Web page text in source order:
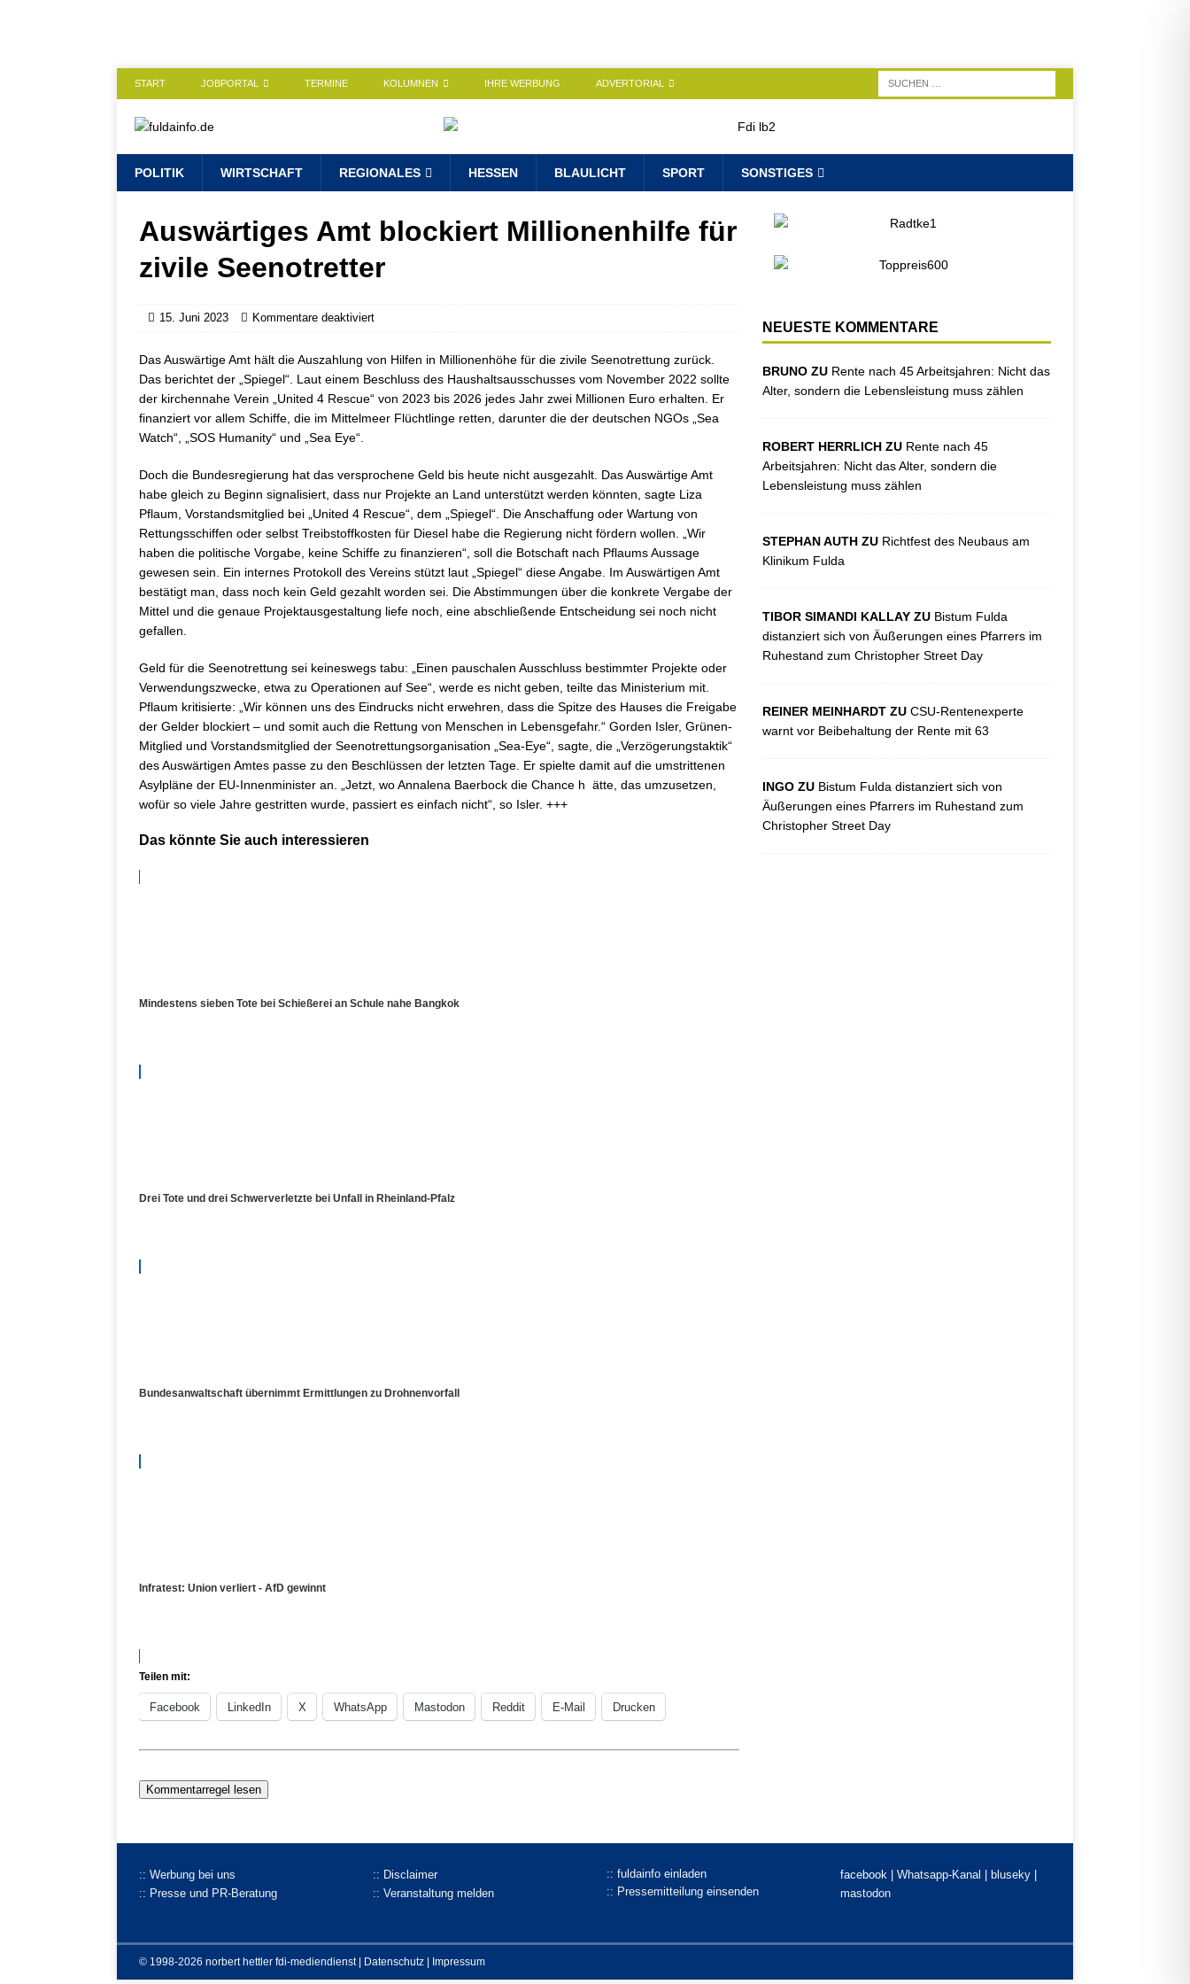
START JOBPORTAL TERMINE KOLUMNEN IHRE WERBUNG ADVERTORIAL
POLITIK WIRTSCHAFT REGIONALES HESSEN BLAULICHT SPORT SONSTIGES
Auswärtiges Amt blockiert Millionenhilfe für
zivile Seenotretter
15. Juni 2023 Kommentare deaktiviert
Das Auswärtige Amt hält die Auszahlung von Hilfen in Millionenhöhe für die zivile Seenotrettung zurück.
Das berichtet der „Spiegel“. Laut einem Beschluss des Haushaltsausschusses vom November 2022 sollte
der kirchennahe Verein „United 4 Rescue“ von 2023 bis 2026 jedes Jahr zwei Millionen Euro erhalten. Er
finanziert vor allem Schiffe, die im Mittelmeer Flüchtlinge retten, darunter die der deutschen NGOs „Sea
Watch“, „SOS Humanity“ und „Sea Eye“.
Doch die Bundesregierung hat das versprochene Geld bis heute nicht ausgezahlt. Das Auswärtige Amt
habe gleich zu Beginn signalisiert, dass nur Projekte an Land unterstützt werden könnten, sagte Liza
Pflaum, Vorstandsmitglied bei „United 4 Rescue“, dem „Spiegel“. Die Anschaffung oder Wartung von
Rettungsschiffen oder selbst Treibstoffkosten für Diesel habe die Regierung nicht fördern wollen. „Wir
haben die politische Vorgabe, keine Schiffe zu finanzieren“, soll die Botschaft nach Pflaums Aussage
gewesen sein. Ein internes Protokoll des Vereins stützt laut „Spiegel“ diese Angabe. Im Auswärtigen Amt
bestätigt man, dass noch kein Geld gezahlt worden sei. Die Abstimmungen über die konkrete Vergabe der
Mittel und die genaue Projektausgestaltung liefe noch, eine abschließende Entscheidung sei noch nicht
gefallen.
Geld für die Seenotrettung sei keineswegs tabu: „Einen pauschalen Ausschluss bestimmter Projekte oder
Verwendungszwecke, etwa zu Operationen auf See“, werde es nicht geben, teilte das Ministerium mit.
Pflaum kritisierte: „Wir können uns des Eindrucks nicht erwehren, dass die Spitze des Hauses die Freigabe
der Gelder blockiert – und somit auch die Rettung von Menschen in Lebensgefahr.“ Gorden Isler, Grünen-
Mitglied und Vorstandsmitglied der Seenotrettungsorganisation „Sea-Eye“, sagte, die „Verzögerungstaktik“
des Auswärtigen Amtes passe zu den Beschlüssen der letzten Tage. Er spielte damit auf die umstrittenen
Asylpläne der EU-Innenminister an. „Jetzt, wo Annalena Baerbock die Chance h ätte, das umzusetzen,
wofür so viele Jahre gestritten wurde, passiert es einfach nicht“, so Isler. +++
Das könnte Sie auch interessieren
Mindestens sieben Tote bei Schießerei an Schule nahe Bangkok
Drei Tote und drei Schwerverletzte bei Unfall in Rheinland-Pfalz
Bundesanwaltschaft übernimmt Ermittlungen zu Drohnenvorfall
Infratest: Union verliert - AfD gewinnt
Teilen mit:
Facebook LinkedIn X WhatsApp Mastodon Reddit E-Mail Drucken
Kommentarregel lesen
NEUESTE KOMMENTARE
BRUNO ZU Rente nach 45 Arbeitsjahren: Nicht das
Alter, sondern die Lebensleistung muss zählen
ROBERT HERRLICH ZU Rente nach 45
Arbeitsjahren: Nicht das Alter, sondern die
Lebensleistung muss zählen
STEPHAN AUTH ZU Richtfest des Neubaus am
Klinikum Fulda
TIBOR SIMANDI KALLAY ZU Bistum Fulda
distanziert sich von Äußerungen eines Pfarrers im
Ruhestand zum Christopher Street Day
REINER MEINHARDT ZU CSU-Rentenexperte
warnt vor Beibehaltung der Rente mit 63
INGO ZU Bistum Fulda distanziert sich von
Äußerungen eines Pfarrers im Ruhestand zum
Christopher Street Day
:: Werbung bei uns
:: Presse und PR-Beratung
:: Disclaimer
:: Veranstaltung melden
:: fuldainfo einladen
:: Pressemitteilung einsenden
facebook | Whatsapp-Kanal bluseky|
mastodon
© 1998-2026 norbert hettler fdi-mediendienst| Datenschutz Impressum